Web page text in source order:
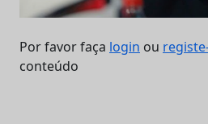
Por favor faça login ou
conteúdo